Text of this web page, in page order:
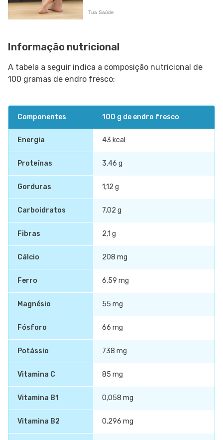
Informação nutricional
A tabela a seguir indica a composição nutricional de
100 gramas de endro fresco:
Componentes 100 g de endro fresco
Energia 43 kcal
Proteínas 3,46 g
Gorduras 1,12 g
Carboidratos 7,02 g
Fibras 2,1 g
Cálcio 208 mg
Ferro 6,59 mg
Magnésio 55 mg
Fósforo 66 mg
Potássio 738 mg
Vitamina C 85 mg
Vitamina B1 0,058 mg
Vitamina B2 0,296 mg